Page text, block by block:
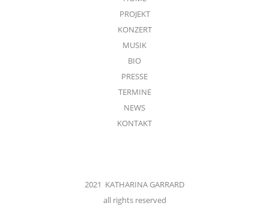
PROJEKT
KONZERT
MUSIK
BIO
PRESSE
TERMINE
NEWS
KONTAKT
2021 KATHARINA GARRARD
all rights reserved